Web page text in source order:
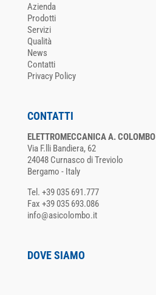
Azienda
Prodotti
Servizi
Qualità
News
Contatti
Privacy Policy
CONTATTI
ELETTROMECCANICA A. COLOMBO
Via F.lli Bandiera, 62
24048 Curnasco di Treviolo
Bergamo - Italy
Tel. +39 035 691.777
Fax +39 035 693.086
info@asicolombo.it
DOVE SIAMO